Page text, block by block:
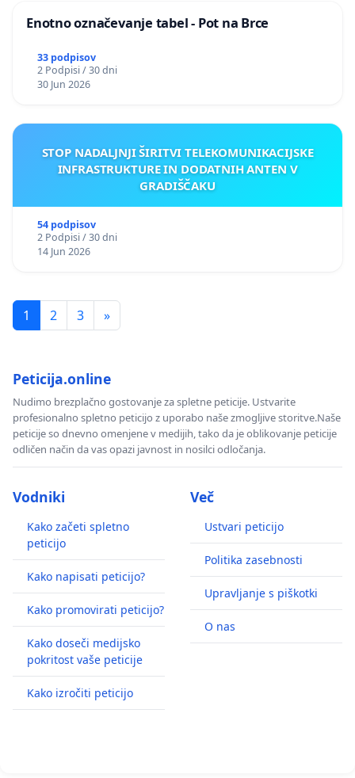
Enotno označevanje tabel - Pot na Brce
33 podpisov
2 Podpisi / 30 dni
30 Jun 2026
STOP NADALJNJI ŠIRITVI TELEKOMUNIKACIJSKE
INFRASTRUKTURE IN DODATNIH ANTEN V
GRADIŠČAKU
54 podpisov
2 Podpisi / 30 dni
14 Jun 2026
1 2 3 »
Peticija.online
Nudimo brezplačno gostovanje za spletne peticije. Ustvarite
profesionalno spletno peticijo z uporabo naše zmogljive storitve.Naše
peticije so dnevno omenjene v medijih, tako da je oblikovanje peticije
odličen način da vas opazi javnost in nosilci odločanja.
Vodniki
Kako začeti spletno
peticijo
Kako napisati peticijo?
Kako promovirati peticijo?
Kako doseči medijsko
pokritost vaše peticije
Kako izročiti peticijo
Več
Ustvari peticijo
Politika zasebnosti
Upravljanje s piškotki
O nas